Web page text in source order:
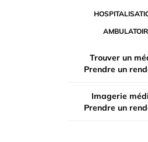
Trouver un
Prendre un
Imagerie
Prendre un